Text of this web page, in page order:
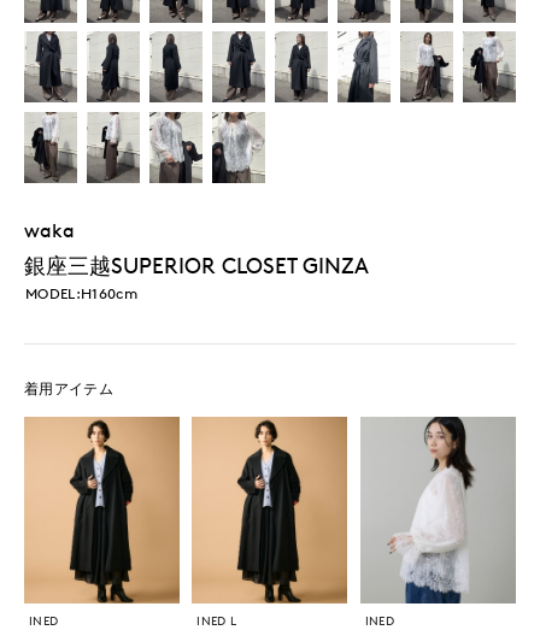
waka
銀座三越SUPERIOR CLOSET GINZA
MODEL:H160cm
着用アイテム
INED
INED L
INED